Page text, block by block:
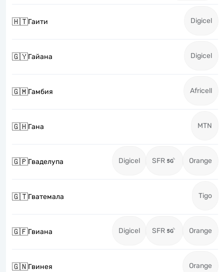
🇭🇹Гаити Digicel
🇬🇾Гайана Digicel
🇬🇲Гамбия Africell
🇬🇭Гана MTN
🇬🇵Гваделупа Digicel SFR Orange
🇬🇹Гватемала Tigo
🇬🇫Гвиана Digicel SFR Orange
🇬🇳Гвинея Orange